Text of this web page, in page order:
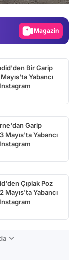
Video
Bir Garip
Garip
Mayıs'ta Yabancı
Çıplak Poz
Mayıs'ta Yabancı